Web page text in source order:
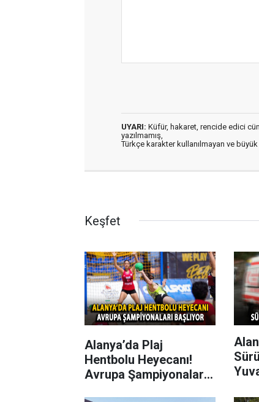
UYARI: Küfür, hakaret, rencide edici
yazılmamış,
Türkçe karakter kullanılmayan ve
Keşfet
Alanya’da Plaj
Hentbolu Heyecanı!
Avrupa Şampiyonaları